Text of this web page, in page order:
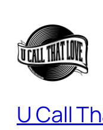
treści
U Call